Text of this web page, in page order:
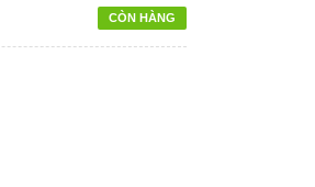
CÒN HÀNG